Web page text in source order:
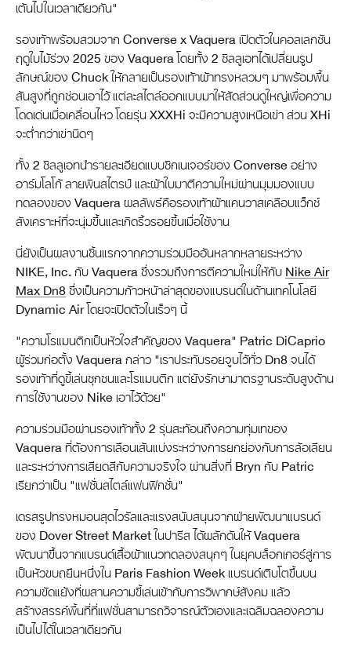
เต้นไปในเวลาเดียวกัน"
รองเท้าพร้อมสวมจาก Converse x Vaquera เปิดตัวในคอลเลกชัน
ฤดูใบไม้ร่วง 2025 ของ Vaquera โดยทั้ง 2 ซิลลูเอทได้เปลี่ยนรูป
ลักษณ์ของ Chuck ให้กลายเป็นรองเท้าผ้าทรงหลวมๆ มาพร้อมพื้น
ส้นสูงที่ถูกซ่อนเอาไว้ แต่ละสไตล์ออกแบบมาให้สัดส่วนดูใหญ่เพื่อความ
โดดเด่นเมื่อเคลื่อนไหว โดยรุ่น XXXHi จะมีความสูงเหนือเข่า ส่วน XHi
จะต่ำกว่าเข่านิดๆ
ทั้ง 2 ซิลลูเอทนำรายละเอียดแบบซิกเนเจอร์ของ Converse อย่าง
อาร์มโลโก้ ลายพินสไตรป์ และผ้าใบมาตีความใหม่ผ่านมุมมองแบบ
ทดลองของ Vaquera ผลลัพธ์คือรองเท้าผ้าแคนวาสเคลือบแว็กซ์
สังเคราะห์ที่จะนุ่มขึ้นและเกิดริ้วรอยขึ้นเมื่อใช้งาน
นี่ยังเป็นผลงานชิ้นแรกจากความร่วมมืออันหลากหลายระหว่าง
NIKE, Inc. กับ Vaquera ซึ่งรวมถึงการตีความใหม่ให้กับ Nike Air
Max Dn8 ซึ่งเป็นความก้าวหน้าล่าสุดของแบรนด์ในด้านเทคโนโลยี
Dynamic Air โดยจะเปิดตัวในเร็วๆ นี้
"ความโรแมนติกเป็นหัวใจสำคัญของ Vaquera" Patric DiCaprio
ผู้ร่วมก่อตั้ง Vaquera กล่าว "เราประทับรอยจูบไว้ทั่ว Dn8 จนได้
รองเท้าที่ดูขี้เล่นซุกซนและโรแมนติก แต่ยังรักษามาตรฐานระดับสูงด้าน
การใช้งานของ Nike เอาไว้ด้วย"
ความร่วมมือผ่านรองเท้าทั้ง 2 รุ่นสะท้อนถึงความทุ่มเทของ
Vaquera ที่ต้องการเลือนเส้นแบ่งระหว่างการยกย่องกับการล้อเลียน
และระหว่างการเสียดสีกับความจริงใจ ผ่านสิ่งที่ Bryn กับ Patric
เรียกว่าเป็น "แฟชั่นสไตล์แฟนฟิกชั่น"
เดรสรูปทรงหมอนสุดไวรัลและแรงสนับสนุนจากฝ่ายพัฒนาแบรนด์
ของ Dover Street Market ในปารีส ได้ผลักดันให้ Vaquera
พัฒนาขึ้นจากแบรนด์เสื้อผ้าแนวทดลองสนุกๆ ในยุคบล็อกเกอร์สู่การ
เป็นหัวขบถยืนหนึ่งใน Paris Fashion Week แบรนด์เติบโตขึ้นบน
ความขัดแย้งที่ผสานความขี้เล่นเข้ากับการวิพากษ์สังคม แล้ว
สร้างสรรค์พื้นที่ที่แฟชั่นสามารถวิจารณ์ตัวเองและเฉลิมฉลองความ
เป็นไปได้ในเวลาเดียวกัน